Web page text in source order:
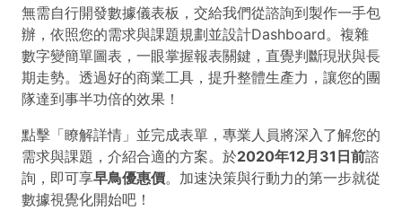
無需自行開發數據儀表板，交給我們從諮詢到製作一手包
辦，依照您的需求與課題規劃並設計Dashboard。複雜
數字變簡單圖表，一眼掌握報表關鍵，直覺判斷現狀與長
期走勢。透過好的商業工具，提升整體生產力，讓您的團
隊達到事半功倍的效果！
點擊「瞭解詳情」並完成表單，專業人員將深入了解您的
需求與課題，介紹合適的方案。於2020年12月31日前諮
詢，即可享早鳥優惠價。加速決策與行動力的第一步就從
數據視覺化開始吧！